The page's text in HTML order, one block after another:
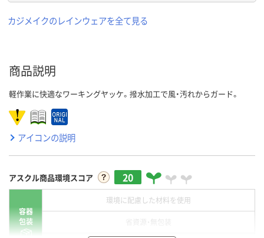
カジメイクのレインウェアを全て見る
商品説明
軽作業に快適なワーキングヤッケ。撥水加工で風・汚れからガード。
アイコンの説明
アスクル商品環境スコア 20
容器
包装
環境に配慮した材料を使用